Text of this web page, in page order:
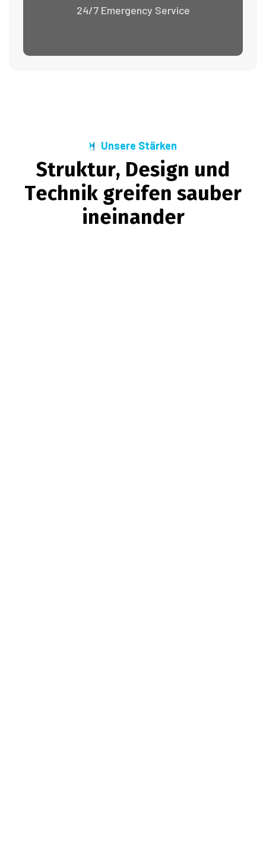
24/7 Emergency Service
Unsere Stärken
Struktur, Design und
Technik greifen sauber
ineinander